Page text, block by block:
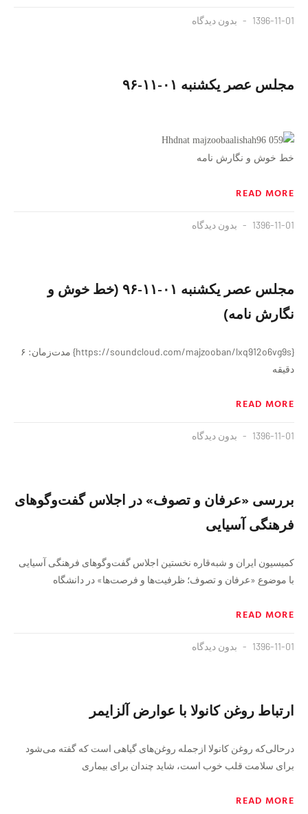
1396-11-01 بدون دیدگاه
مجلس عصر یکشنبه ۰۱-۱۱-۹۶
خط خوش و نگارش نامه
READ MORE
1396-11-01 بدون دیدگاه
مجلس عصر یکشنبه ۰۱-۱۱-۹۶ (خط خوش و
نگارش نامه)
{https://soundcloud.com/majzooban/lxq912o6vg9s} مدت‌زمان: ۶
دقیقه
READ MORE
1396-11-01 بدون دیدگاه
بررسی «عرفان و تصوف» در اجلاس گفت‌و‌گوهای
فرهنگی آسیایی
کمیسیون ایران و شبه‌قاره نخستین اجلاس گفت‌وگوهای فرهنگی آسیایی
با موضوع «عرفان و تصوف؛ ظرفیت‌ها و فرصت‌ها» در دانشگاه
READ MORE
1396-11-01 بدون دیدگاه
ارتباط روغن کانولا با عوارض آلزایمر
درحالی‌که روغن کانولا ازجمله روغن‌های گیاهی است که گفته می‌شود
برای سلامت قلب خوب است، شاید چندان برای بیماری
READ MORE